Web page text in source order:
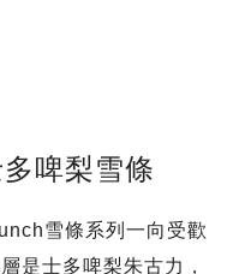
啤梨雪條
雪條系列一向受歡
是士多啤梨朱古力，